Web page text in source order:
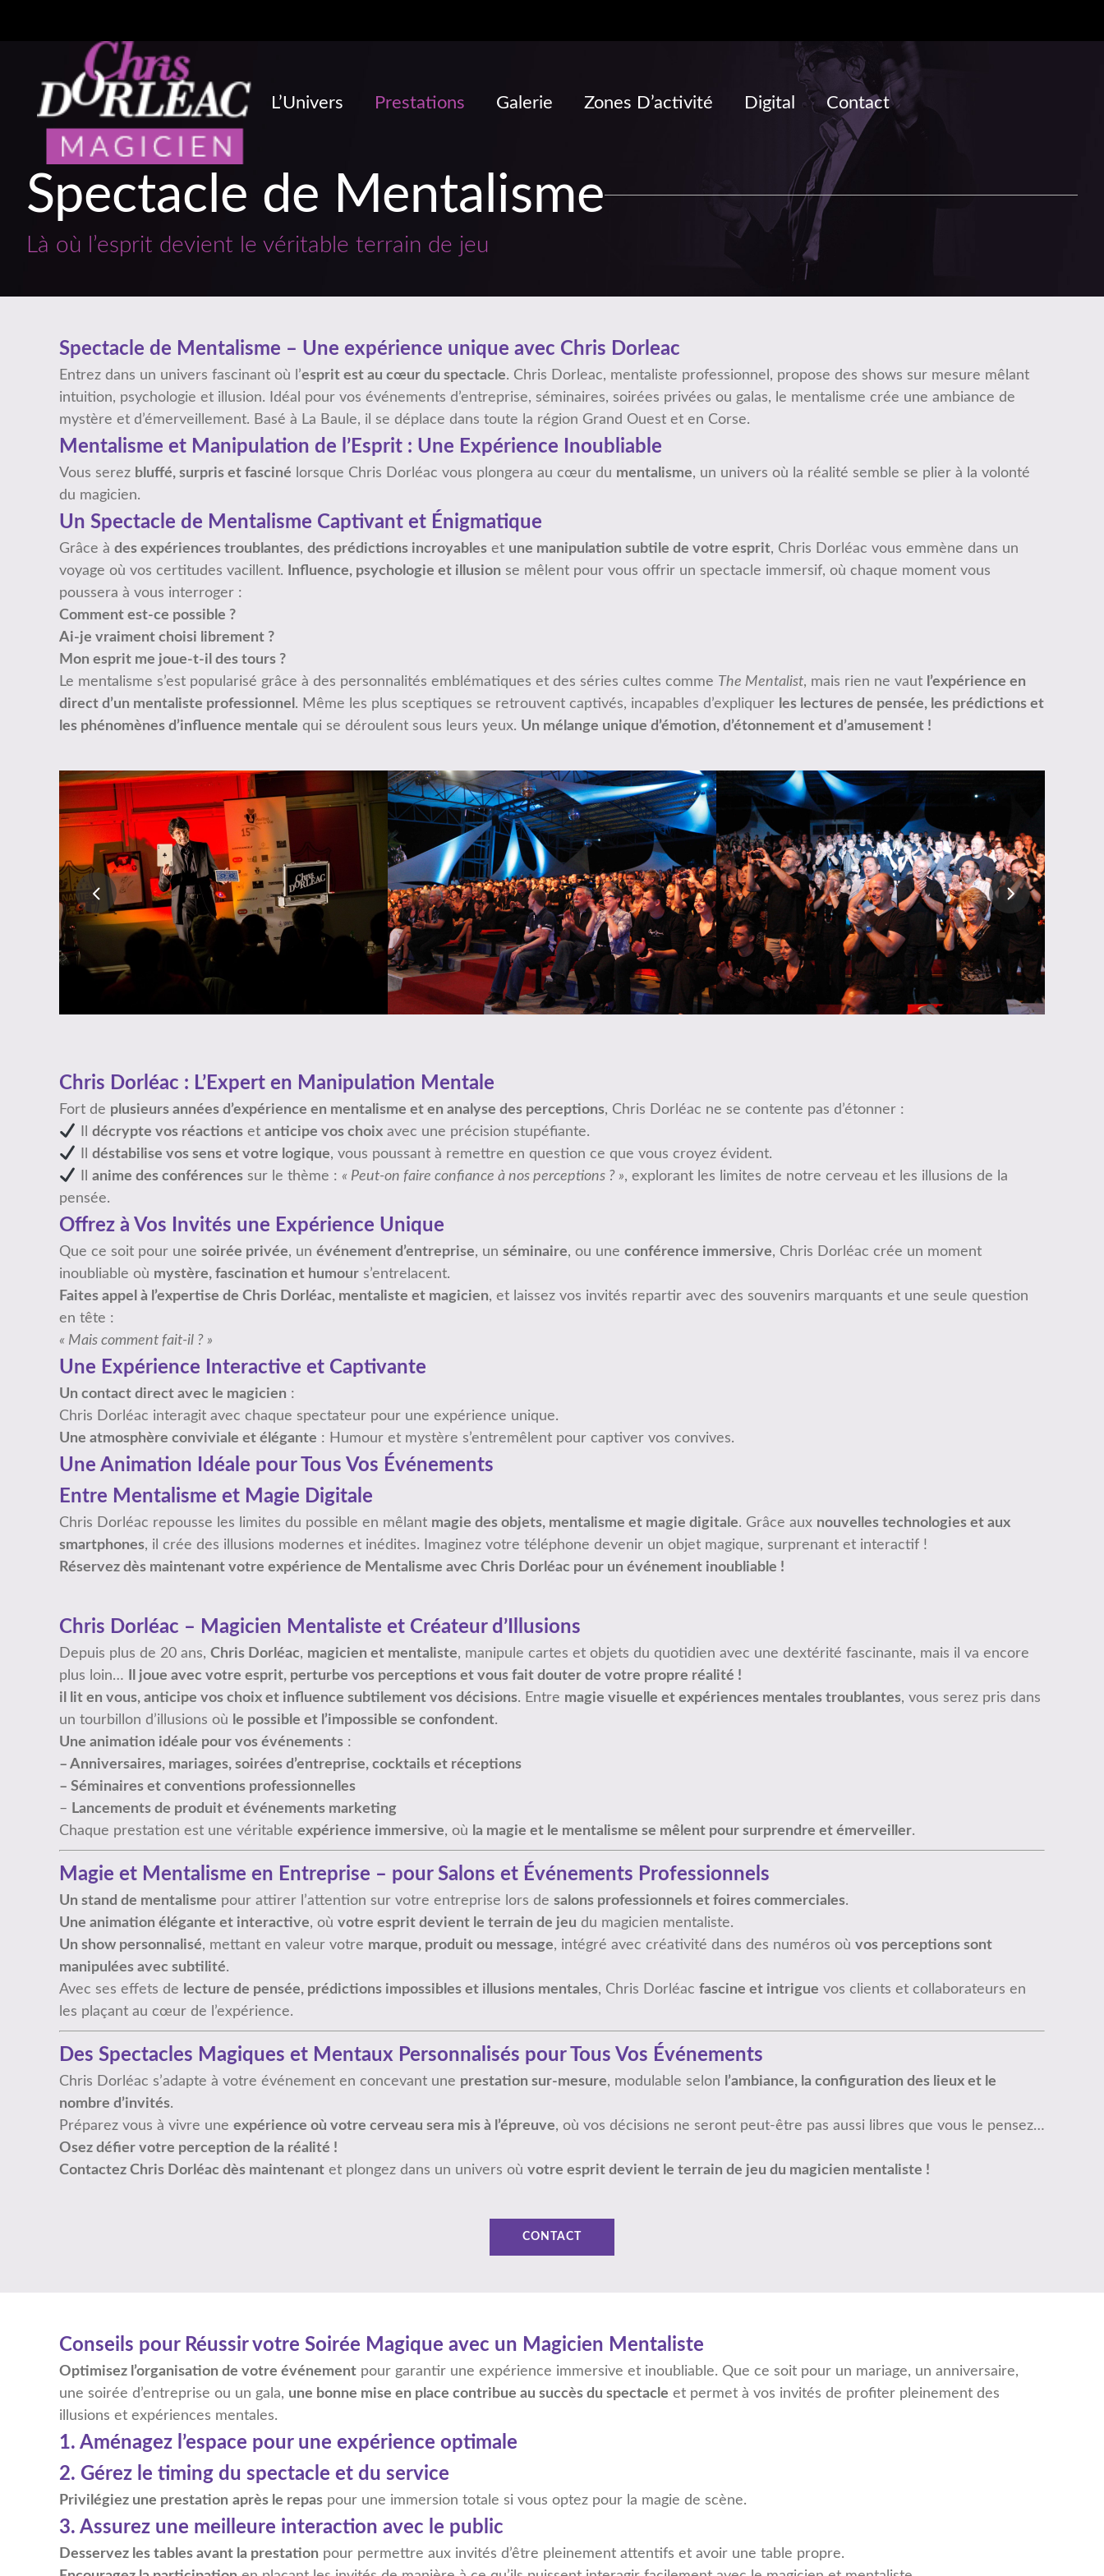
L’Univers Prestations Galerie Zones D’activité Digital Contact
Spectacle de Mentalisme
Là où l’esprit devient le véritable terrain de jeu
Spectacle de Mentalisme – Une expérience unique avec Chris Dorleac
Entrez dans un univers fascinant où l’esprit est au cœur du spectacle. Chris Dorleac, mentaliste professionnel, propose des shows sur mesure mêlant
intuition, psychologie et illusion. Idéal pour vos événements d’entreprise, séminaires, soirées privées ou galas, le mentalisme crée une ambiance de
mystère et d’émerveillement. Basé à La Baule, il se déplace dans toute la région Grand Ouest et en Corse.
Mentalisme et Manipulation de l’Esprit : Une Expérience Inoubliable
Vous serez bluffé, surpris et fasciné lorsque Chris Dorléac vous plongera au cœur du mentalisme, un univers où la réalité semble se plier à la volonté
du magicien.
Un Spectacle de Mentalisme Captivant et Énigmatique
Grâce à des expériences troublantes, des prédictions incroyables et une manipulation subtile de votre esprit, Chris Dorléac vous emmène dans un
voyage où vos certitudes vacillent.
Influence, psychologie et illusion se mêlent pour vous offrir un spectacle immersif, où chaque moment vous
poussera à vous interroger :
Comment est-ce possible ?
Ai-je vraiment choisi librement ?
Mon esprit me joue-t-il des tours ?
Le mentalisme s’est popularisé grâce à des personnalités emblématiques et des séries cultes comme The Mentalist, mais rien ne vaut l’expérience en
direct d’un mentaliste professionnel . Même les plus sceptiques se retrouvent captivés, incapables d’expliquer les lectures de pensée, les prédictions et
les phénomènes d’influence mentale qui se déroulent sous leurs yeux. Un mélange unique d’émotion, d’étonnement et d’amusement !
Chris Dorléac : L’Expert en Manipulation Mentale
Fort de plusieurs années d’expérience en mentalisme et en analyse des perceptions, Chris Dorléac ne se contente pas d’étonner :
décrypte vos réactionset anticipe vos choixavec une précision stupéfiante.
déstabilise vos sens et votre logique, vous poussant à remettre en question ce que vous croyez évident.
anime des conférencessur le thème : « Peut-on faire confiance à nos perceptions ? », explorant les limites de notre cerveau et les illusions de la
pensée.
Offrez à Vos Invités une Expérience Unique
Que ce soit pour une soirée privée, un événement d’entreprise, un séminaire, ou une conférence immersive, Chris Dorléac crée un moment
inoubliable où mystère, fascination et humour s’entrelacent.
Faites appel à l’expertise de Chris Dorléac, mentaliste et magicien, et laissez vos invités repartir avec des souvenirs marquants et une seule question
en tête :
« Mais comment fait-il ? »
Une Expérience Interactive et Captivante
Un contact direct avec le magicien :
Chris Dorléac interagit avec chaque spectateur pour une expérience unique.
Une atmosphère conviviale et élégante : Humour et mystère s’entremêlent pour captiver vos convives.
Une Animation Idéale pour Tous Vos Événements
Entre Mentalisme et Magie Digitale
Chris Dorléac repousse les limites du possible en mêlant magie des objets, mentalisme et magie digitale. Grâce aux nouvelles technologies et aux
smartphones, il crée des illusions modernes et inédites. Imaginez votre téléphone devenir un objet magique, surprenant et interactif !
Réservez dès maintenant votre expérience de Mentalisme avec Chris Dorléac pour un événement inoubliable !
Chris Dorléac – Magicien Mentaliste et Créateur d’Illusions
Depuis plus de 20 ans, Chris Dorléac, magicien et mentaliste, manipule cartes et objets du quotidien avec une dextérité fascinante, mais il va encore
plus loin…
Il joue avec votre esprit, perturbe vos perceptions et vous fait douter de votre propre réalité !
il lit en vous, anticipe vos choix et influence subtilement vos décisions. Entre magie visuelle et expériences mentales troublantes, vous serez pris dans
un tourbillon d’illusions où le possible et l’impossible se confondent.
Une animation idéale pour vos événements :
– Anniversaires, mariages, soirées d’entreprise, cocktails et réceptions
– Séminaires et conventions professionnelles
– Lancements de produit et événements marketing
Chaque prestation est une véritable expérience immersive, où la magie et le mentalisme se mêlent pour surprendre et émerveiller.
Magie et Mentalisme en Entreprise – pour Salons et Événements Professionnels
Un stand de mentalisme pour attirer l’attention sur votre entreprise lors de salons professionnels et foires commerciales.
Une animation élégante et interactive, où votre esprit devient le terrain de jeu du magicien mentaliste.
Un show personnalisé, mettant en valeur votre marque, produit ou message, intégré avec créativité dans des numéros où vos perceptions sont
manipulées avec subtilité.
Avec ses effets de lecture de pensée, prédictions impossibles et illusions mentales, Chris Dorléac fascine et intrigue vos clients et collaborateurs en
les plaçant au cœur de l’expérience.
Des Spectacles Magiques et Mentaux Personnalisés pour Tous Vos Événements
Chris Dorléac s’adapte à votre événement en concevant une prestation sur-mesure, modulable selon
l’ambiance, la configuration des lieux et le
nombre d’invités.
Préparez vous à vivre une expérience où votre cerveau sera mis à l’épreuve, où vos décisions ne seront peut-être pas aussi libres que vous le pensez…
Osez défier votre perception de la réalité !
Contactez Chris Dorléac dès maintenant et plongez dans un univers où votre esprit devient le terrain de jeu du magicien mentaliste !
CONTACT
Conseils pour Réussir votre Soirée Magique avec un Magicien Mentaliste
Optimisez l’organisation de votre événement pour garantir une expérience immersive et inoubliable. Que ce soit pour un mariage, un anniversaire,
une soirée d’entreprise ou un gala, une bonne mise en place contribue au succès du spectacle et permet à vos invités de profiter pleinement des
illusions et expériences mentales.
1. Aménagez l’espace pour une expérience optimale
2. Gérez le timing du spectacle et du service
Privilégiez une prestation après le repas pour une immersion totale si vous optez pour la magie de scène.
3. Assurez une meilleure interaction avec le public
Desservez les tables avant la prestation pour permettre aux invités d’être pleinement attentifs et avoir une table propre.